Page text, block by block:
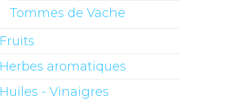
Tommes de Vache
Fruits
Herbes aromatiques
Huiles - Vinaigres